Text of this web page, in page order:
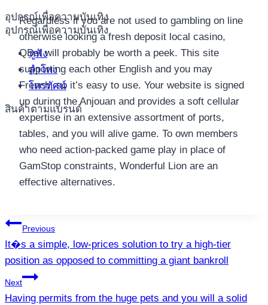
อุปกรณ์เพื่อความบันเทิง
อุปกรณ์เพื่อความบันเทิง
หูฟัง
ลำโพง
โทรทัศน์
สินค้าตามแบรนด์
Regardless if you are not used to gambling on line
otherwise looking a fresh deposit local casino,
QBet will probably be worth a peek. This site
supporting each other English and you may
French, so it’s easy to use. Your website is signed
up during the Anjouan and provides a soft cellular
expertise in an extensive assortment of ports,
tables, and you will alive game. To own members
who need action-packed game play in place of
GamStop constraints, Wonderful Lion are an
effective alternatives.
แนะแนว
เรื่อง
Previous
It�s a simple, low-prices solution to try a high-tier
position as opposed to committing a giant bankroll
Next
Having permits from the huge pets and you will a solid